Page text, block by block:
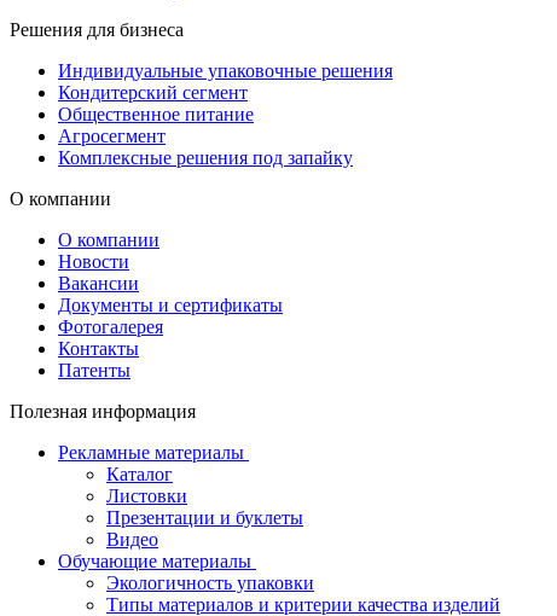
Решения для бизнеса
Индивидуальные упаковочные решения
Кондитерский сегмент
Общественное питание
Агросегмент
Комплексные решения под запайку
О компании
О компании
Новости
Вакансии
Документы и сертификаты
Фотогалерея
Контакты
Патенты
Полезная информация
Рекламные материалы
Каталог
Листовки
Презентации и буклеты
Видео
Обучающие материалы
Экологичность упаковки
Типы материалов и критерии качества изделий